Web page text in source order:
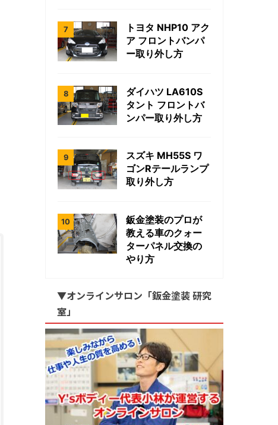
トヨタ NHP10 アク
ア フロントバンパ
ー取り外し方
ダイハツ LA610S
タント フロントバ
ンパー取り外し方
スズキ MH55S ワ
ゴンRテールランプ
取り外し方
鈑金塗装のプロが
教える車のクォー
ターパネル交換の
やり方
▼オンラインサロン「鈑金塗装 研究
室」